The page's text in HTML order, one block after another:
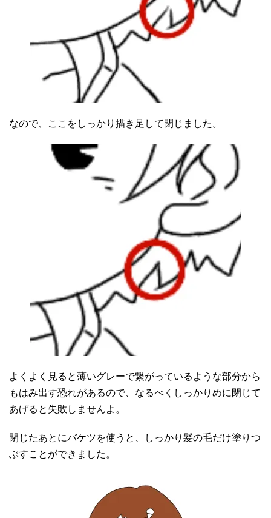
なので、ここをしっかり描き足して閉じました。
よくよく見ると薄いグレーで繋がっているような部分から
もはみ出す恐れがあるので、なるべくしっかりめに閉じて
あげると失敗しませんよ。
閉じたあとにバケツを使うと、しっかり髪の毛だけ塗りつ
ぶすことができました。